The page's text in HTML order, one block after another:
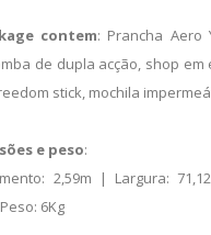
contem: Prancha Aero
de dupla acção, shop
stick, mochila
e peso:
2,59m | Largura:
6Kg